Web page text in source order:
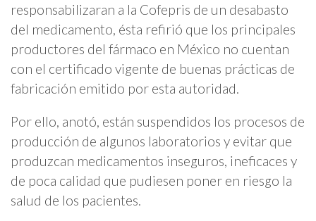
responsabilizaran a la Cofepris de un desabasto
del medicamento, ésta refirió que los principales
productores del fármaco en México no cuentan
con el certificado vigente de buenas prácticas de
fabricación emitido por esta autoridad.
Por ello, anotó, están suspendidos los procesos de
producción de algunos laboratorios y evitar que
produzcan medicamentos inseguros, ineficaces y
de poca calidad que pudiesen poner en riesgo la
salud de los pacientes.